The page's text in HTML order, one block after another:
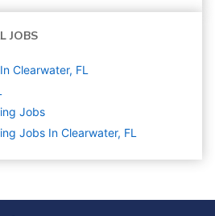
JOBS
Clearwater, FL
Jobs
Jobs In Clearwater, FL